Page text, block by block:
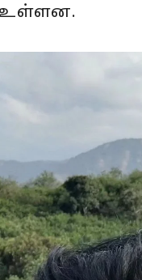
உள்ளன.